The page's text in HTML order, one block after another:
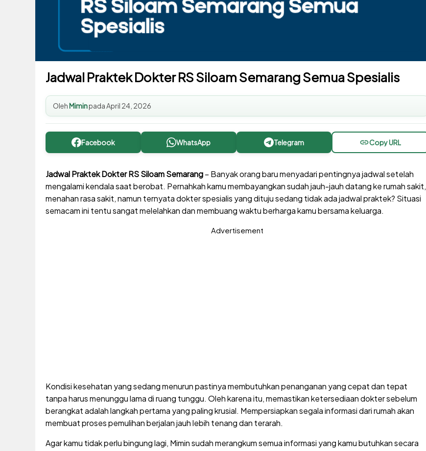
Jadwal Praktek Dokter RS Siloam Semarang Semua Spesialis
Oleh MiminpadaApril 24, 2026
Facebook WhatsApp Telegram Copy URL
Jadwal Praktek Dokter RS Siloam Semarang– Banyak orang baru menyadari pentingnya jadwal setelah
mengalami kendala saat berobat. Pernahkah kamu membayangkan sudah jauh-jauh datang ke rumah sakit,
menahan rasa sakit, namun ternyata dokter spesialis yang dituju sedang tidak ada jadwal praktek? Situasi
semacam ini tentu sangat melelahkan dan membuang waktu berharga kamu bersama keluarga.
Advertisement
Kondisi kesehatan yang sedang menurun pastinya membutuhkan penanganan yang cepat dan tepat
tanpa harus menunggu lama di ruang tunggu. Oleh karena itu, memastikan ketersediaan dokter sebelum
berangkat adalah langkah pertama yang paling krusial. Mempersiapkan segala informasi dari rumah akan
membuat proses pemulihan berjalan jauh lebih tenang dan terarah.
Agar kamu tidak perlu bingung lagi, Mimin sudah merangkum semua informasi yang kamu butuhkan secara